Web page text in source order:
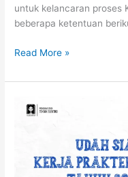
untuk kelancaran proses
beberapa ketentuan
Read More »
Pengumuman
Sosialisasi